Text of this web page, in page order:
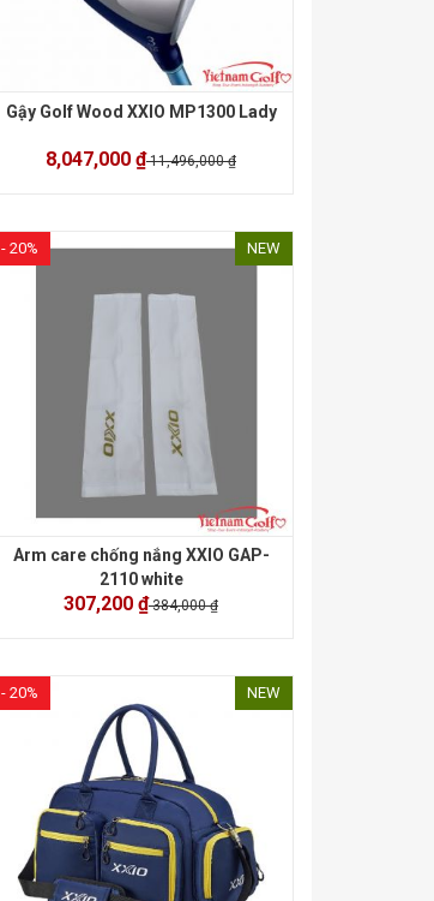
Gậy Golf Wood XXIO MP1300 Lady
8,047,000 ₫11,496,000 ₫
- 20% NEW
Arm care chống nắng XXIO GAP-
2110 white
307,200 ₫384,000 ₫
- 20% NEW